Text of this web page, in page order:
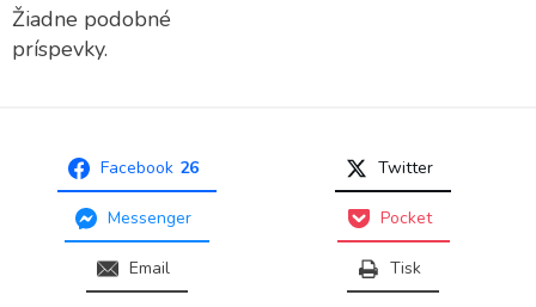
Žiadne podobné
príspevky.
Facebook 26 Twitter
Messenger Pocket
Email Tisk